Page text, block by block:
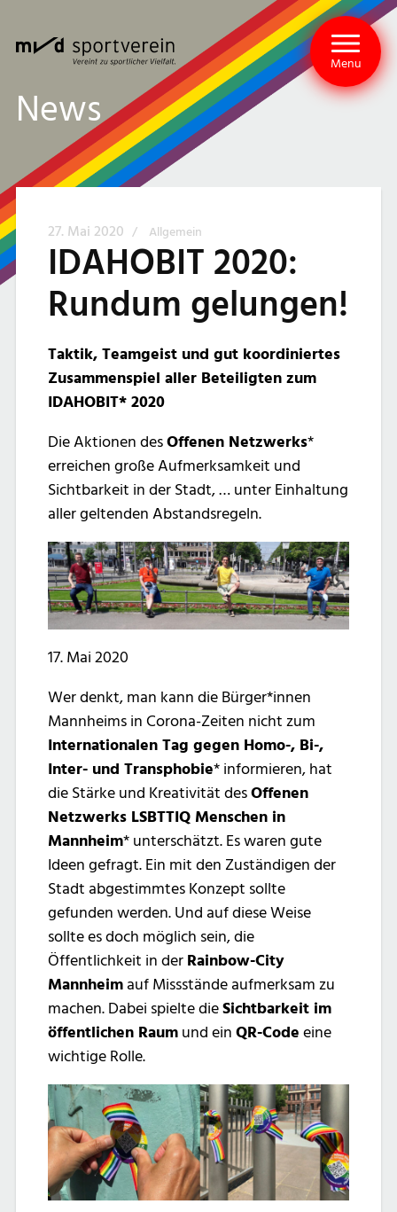
Menu
News
27. Mai 2020 / Allgemein
IDAHOBIT 2020:
Rundum gelungen!
Taktik, Teamgeist und gut koordiniertes
Zusammenspiel aller Beteiligten zum
IDAHOBIT* 2020
Die Aktionen desOffenen Netzwerks*
erreichen große Aufmerksamkeit und
Sichtbarkeit in der Stadt, … unter Einhaltung
aller geltenden Abstandsregeln.
17. Mai 2020
Wer denkt, man kann die Bürger*innen
Mannheims in Corona-Zeiten nicht zum
Internationalen Tag gegen Homo-, Bi-,
Inter- und Transphobie* informieren, hat
die Stärke und Kreativität desOffenen
Netzwerks LSBTTIQ Menschen in
Mannheim* unterschätzt. Es waren gute
Ideen gefragt. Ein mit den Zuständigen der
Stadt abgestimmtes Konzept sollte
gefunden werden. Und auf diese Weise
sollte es doch möglich sein, die
Öffentlichkeit in der Rainbow-City
Mannheimauf Missstände aufmerksam zu
machen. Dabei spielte dieSichtbarkeit im
öffentlichen Raum und ein QR-Code eine
wichtige Rolle.